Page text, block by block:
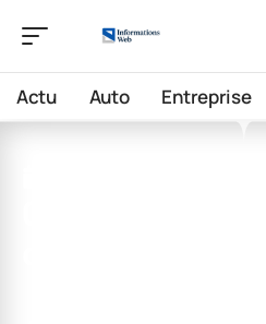
Actu Auto Entreprise